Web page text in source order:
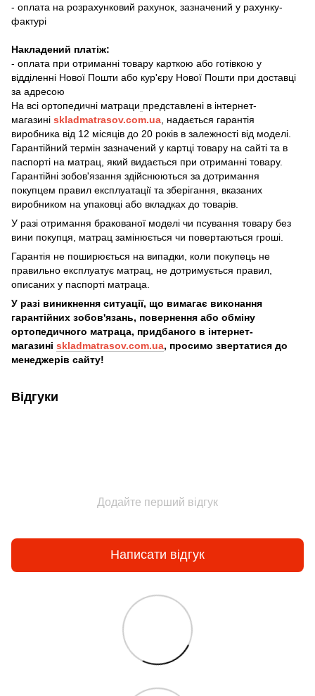
- оплата на розрахунковий рахунок, зазначений у рахунку-
фактурі
Накладений платіж:
- оплата при отриманні товару карткою або готівкою у
відділенні Нової Пошти або кур'єру Нової Пошти при доставці
за адресою
На всі ортопедичні матраци представлені в інтернет-
магазині skladmatrasov.com.ua , надається гарантія
виробника від 12 місяців до 20 років в залежності від моделі.
Гарантійний термін зазначений у картці товару на сайті та в
паспорті на матрац, який видається при отриманні товару.
​​​Гарантійні зобов'язання здійснюються за дотримання
покупцем правил експлуатації та зберігання, вказаних
виробником на упаковці або вкладках до товарів.
У разі отримання бракованої моделі чи псування товару без
вини покупця, матрац замінюється чи повертаються гроші.
Гарантія не поширюється на випадки, коли покупець не
правильно експлуатує матрац, не дотримується правил,
описаних у паспорті матраца.
У разі виникнення ситуації, що вимагає виконання
гарантійних зобов'язань, повернення або обміну
ортопедичного матраца, придбаного в інтернет-
магазині skladmatrasov.com.ua, просимо звертатися до
менеджерів сайту!
Відгуки
Додайте перший відгук
Написати відгук